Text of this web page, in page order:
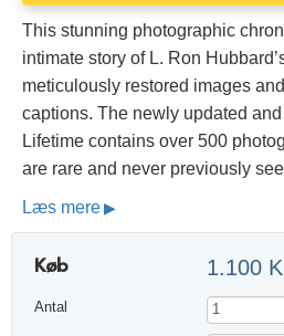
This stunning photographic
intimate story of L. Ron
meticulously restored images
captions. The newly updated
Lifetime contains over 500
are rare and never previously
Læs mere
Køb 1.100
Antal